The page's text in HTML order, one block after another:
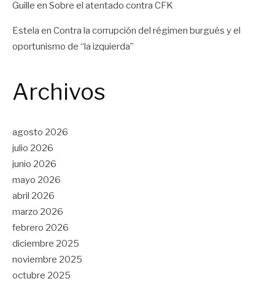
Guille en Sobre el atentado contra CFK
Estela en Contra la corrupción del régimen burgués y el
oportunismo de “la izquierda”
Archivos
agosto 2026
julio 2026
junio 2026
mayo 2026
abril 2026
marzo 2026
febrero 2026
diciembre 2025
noviembre 2025
octubre 2025